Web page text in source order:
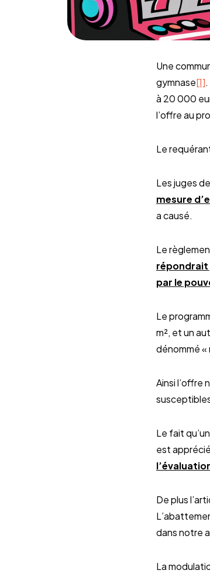
Une
gymnase[1]
à 20 000
l’offre au
Le
Les juges
mesure
a causé.
Le
répondrait
par le
Le
m², et un
dénommé «
Ainsi l’offre
Le fait
est
De plus
dans notre
La